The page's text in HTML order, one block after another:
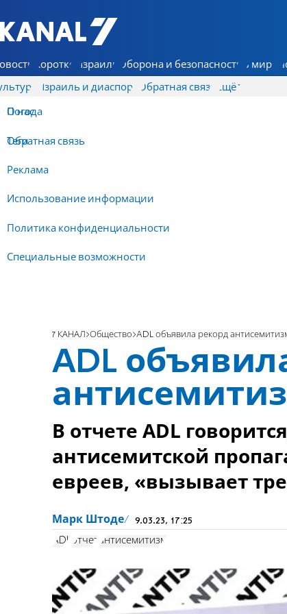
7 КАНАЛ - Аруц Шева
Коротко Израиль Оборона и безопасность В мире
Израиль и диаспора Обратная связь
О нас
Обратная связь
Реклама
Использование информации
Политика конфиденциальности
Специальные возможности
Ещё
Погода
Теги
7 КАНАЛ Общество ADL объявила рекорд
ADL
В отчете ADL
антисемитской
евреев, «вызывает
Марк Штоде 9.03.23, 17:25
ADL отчет антисемитизм